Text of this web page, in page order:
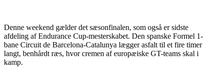
Denne weekend gælder det sæsonfinalen, som også er sidste
afdeling af Endurance Cup-mesterskabet. Den spanske Formel 1-
bane Circuit de Barcelona-Catalunya lægger asfalt til et fire timer
langt, benhårdt ræs, hvor cremen af europæiske GT-teams skal i
kamp.